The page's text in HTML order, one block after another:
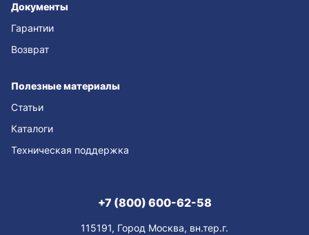
Документы
Гарантии
Возврат
Полезные материалы
Статьи
Каталоги
Техническая поддержка
+7 (800) 600-62-58
115191, Город Москва, вн.тер.г.